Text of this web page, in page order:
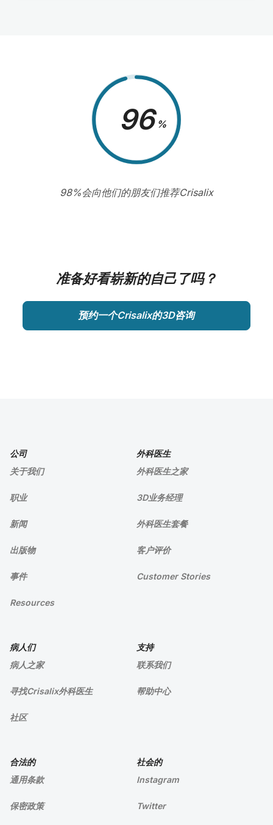
98 %
98%会向他们的朋友们推荐Crisalix
准备好看崭新的自己了吗？
预约一个Crisalix的3D咨询
公司
关于我们
职业
新闻
出版物
事件
Resources
外科医生
外科医生之家
3D业务经理
外科医生套餐
客户评价
Customer Stories
病人们
病人之家
寻找Crisalix外科医生
社区
支持
联系我们
帮助中心
合法的
通用条款
保密政策
社会的
Instagram
Twitter